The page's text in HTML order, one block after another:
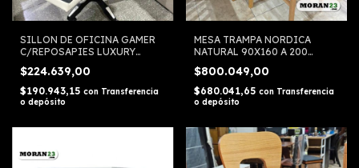
SILLON DE OFICINA GAMER
C/REPOSAPIES LUXURY
HOME NEGRA/BLANCO -
NEGRA/GRIS
$224.639,00
$190.943,15 con Transferencia
o depósito
MESA TRAMPA NORDICA
NATURAL 90X160 A 200
ORIENTAL
$800.049,00
$680.041,65 con Transferencia
o depósito